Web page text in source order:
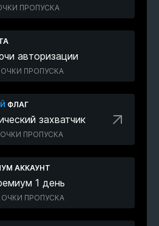
ПРОПУСКА
авторизации
ОЧКИ ПРОПУСКА
ФЛАГ
захватчик
ОЧКИ ПРОПУСКА
АККАУНТ
1 день
ОЧКИ ПРОПУСКА